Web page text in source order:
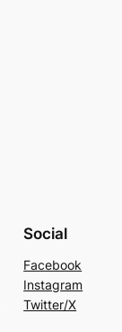
Social
Facebook
Instagram
Twitter/X